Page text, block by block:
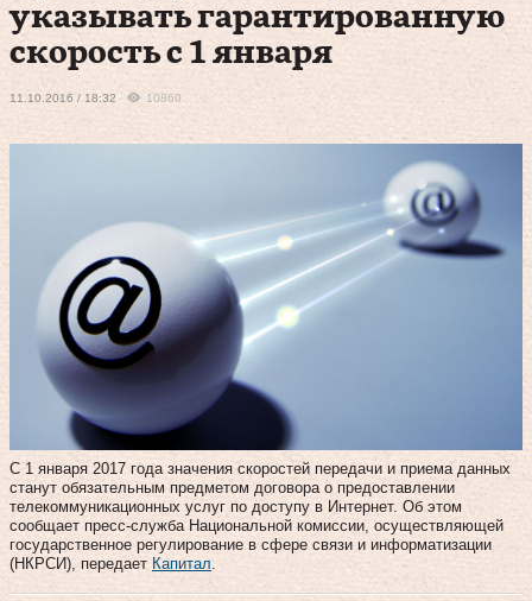
указывать гарантированную
скорость с 1 января
11.10.2016 / 18:32 10860
С 1 января 2017 года значения скоростей передачи и приема данных
станут обязательным предметом договора о предоставлении
телекоммуникационных услуг по доступу в Интернет. Об этом
сообщает пресс-служба Национальной комиссии, осуществляющей
государственное регулирование в сфере связи и информатизации
(НКРСИ), передает Капитал